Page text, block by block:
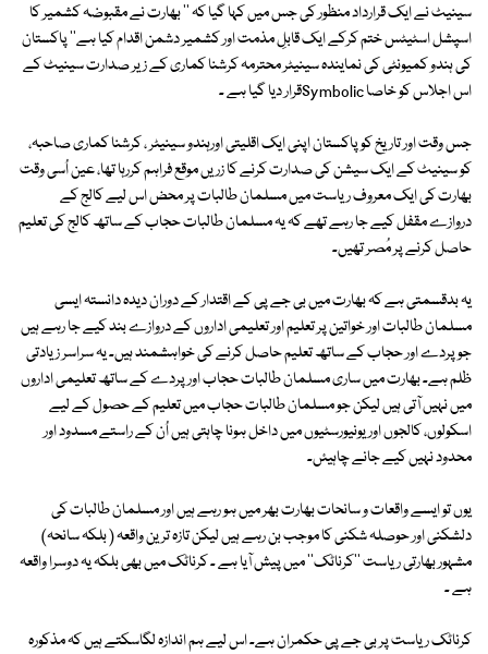
سینیٹ نے ایک قرارداد منظور کی جس میں کہا گیا کہ '' بھارت نے مقبوضہ کشمیر کا
اسپشل اسٹیٹس ختم کرکے ایک قابلِ مذمت اور کشمیر دشمن اقدام کیا ہے'' پاکستان
کی ہندو کمیونٹی کی نمایندہ سینیٹر محترمہ کرشنا کماری کے زیر صدارت سینیٹ کے
اس اجلاس کو خاصا Symbolicقرار دیا گیا ہے ۔
جس وقت اور تاریخ کو پاکستان اپنی ایک اقلیتی اورہندو سینیٹر ، کرشنا کماری صاحبہ،
کو سینیٹ کے ایک سیشن کی صدارت کرنے کا زریں موقع فراہم کررہا تھا، عین اُسی وقت
بھارت کی ایک معروف ریاست میں مسلمان طالبات پر محض اس لیے کالج کے
دروازے مقفل کیے جا رہے تھے کہ یہ مسلمان طالبات حجاب کے ساتھ کالج کی تعلیم
حاصل کرنے پر مُصر تھیں۔
یہ بدقسمتی ہے کہ بھارت میں بی جے پی کے اقتدار کے دوران دیدہ دانستہ ایسی
مسلمان طالبات اور خواتین پر تعلیم اور تعلیمی اداروں کے دروازے بند کیے جا رہے ہیں
جو پردے اور حجاب کے ساتھ تعلیم حاصل کرنے کی خواہشمند ہیں۔ یہ سراسر زیادتی
ظلم ہے۔ بھارت میں ساری مسلمان طالبات حجاب اور پردے کے ساتھ تعلیمی اداروں
میں نہیں آتی ہیں لیکن جو مسلمان طالبات حجاب میں تعلیم کے حصول کے لیے
اسکولوں، کالجوں اور یونیورسٹیوں میں داخل ہونا چاہتی ہیں اُن کے راستے مسدود اور
محدود نہیں کیے جانے چاہیئں۔
یوں تو ایسے واقعات و سانحات بھارت بھر میں ہو رہے ہیں اور مسلمان طالبات کی
دلشکنی اور حوصلہ شکنی کا موجب بن رہے ہیں لیکن تازہ ترین واقعہ ( بلکہ سانحہ)
مشہور بھارتی ریاست ''کرناٹک'' میں پیش آیا ہے ۔ کرناٹک میں بھی بلکہ یہ دوسرا واقعہ
ہے ۔
کرناٹک ریاست پر بی جے پی حکمران ہے۔ اس لیے ہم اندازہ لگاسکتے ہیں کہ مذکورہ